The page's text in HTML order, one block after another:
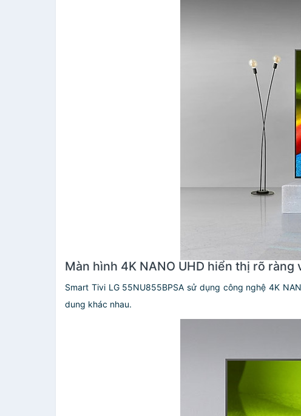
Màn hình 4K NANO UHD hiển thị rõ ràng
Smart Tivi LG 55NU855BPSA sử dụng công nghệ 4K
dung khác nhau.